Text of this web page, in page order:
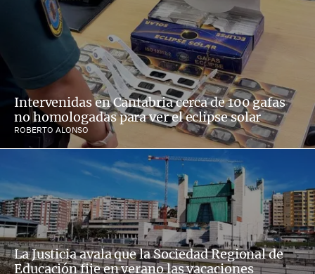
Intervenidas en Cantabria cerca de 100 gafas
no homologadas para ver el eclipse solar
ROBERTO ALONSO
La Justicia avala que la Sociedad Regional de
Educación fije en verano las vacaciones